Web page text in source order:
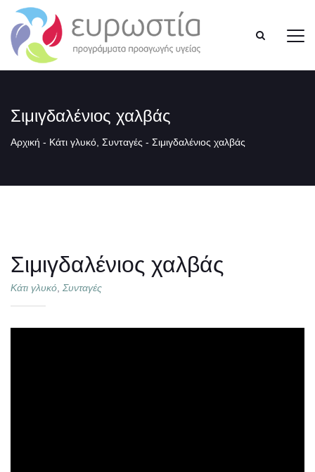
Σιμιγδαλένιος χαλβάς
Αρχική - Κάτι γλυκό Συνταγές - Σιμιγδαλένιος χαλβάς
Σιμιγδαλένιος χαλβάς
Κάτι γλυκό Συνταγές